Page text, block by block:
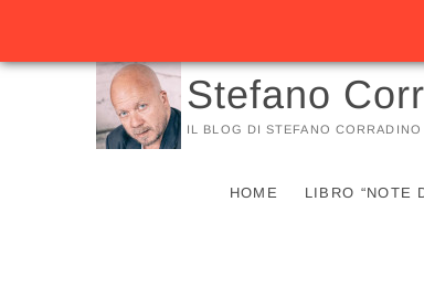
Vai
Stefano
IL BLOG DI STEFANO CORRADINO
HOME LIBRO “NOTE